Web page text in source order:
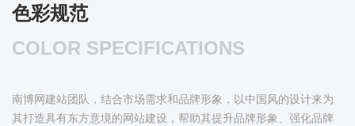
色彩规范
COLOR SPECIFICATIONS
南博网建站团队，结合市场需求和品牌形象，以中国风的设计来为
其打造具有东方意境的网站建设，帮助其提升品牌形象、强化品牌